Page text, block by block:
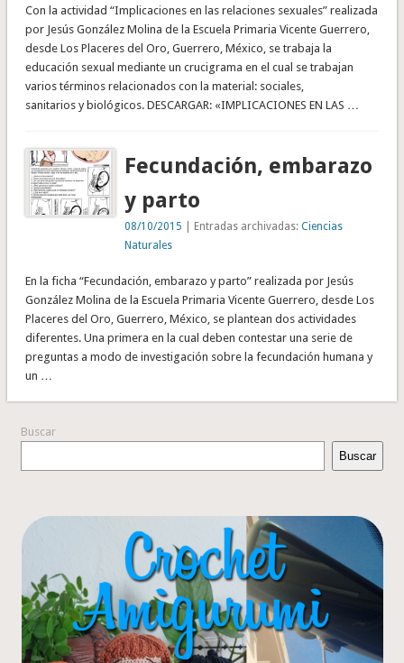
Con la actividad “Implicaciones en las relaciones sexuales” realizada
por Jesús González Molina de la Escuela Primaria Vicente Guerrero,
desde Los Placeres del Oro, Guerrero, México, se trabaja la
educación sexual mediante un crucigrama en el cual se trabajan
varios términos relacionados con la material: sociales,
sanitarios y biológicos. DESCARGAR: «IMPLICACIONES EN LAS …
Fecundación, embarazo
y parto
08/10/2015 | Entradas archivadas:Ciencias
Naturales
En la ficha “Fecundación, embarazo y parto” realizada por Jesús
González Molina de la Escuela Primaria Vicente Guerrero, desde Los
Placeres del Oro, Guerrero, México, se plantean dos actividades
diferentes. Una primera en la cual deben contestar una serie de
preguntas a modo de investigación sobre la fecundación humana y
un …
Buscar
Buscar